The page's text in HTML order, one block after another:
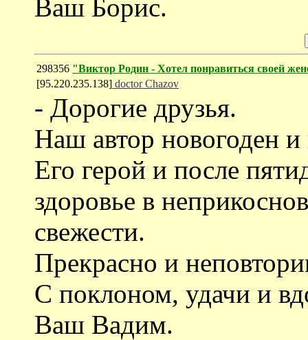
Ваш Борис.
298356 "Виктор Родин - Хотел понравиться своей
[95.220.235.138] doctor Chazov
- Дорогие друзья.
Наш автор новогоден и
Его герой и после
здоровье в
свежести.
Прекрасно и
С поклоном, удачи и
Ваш Вадим.